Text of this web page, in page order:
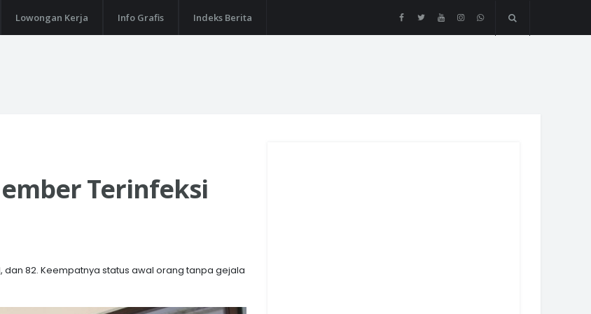
Lowongan Kerja Info Grafis Indeks Berita
Terinfeksi
dan 82. Keempatnya status awal orang tanpa gejala